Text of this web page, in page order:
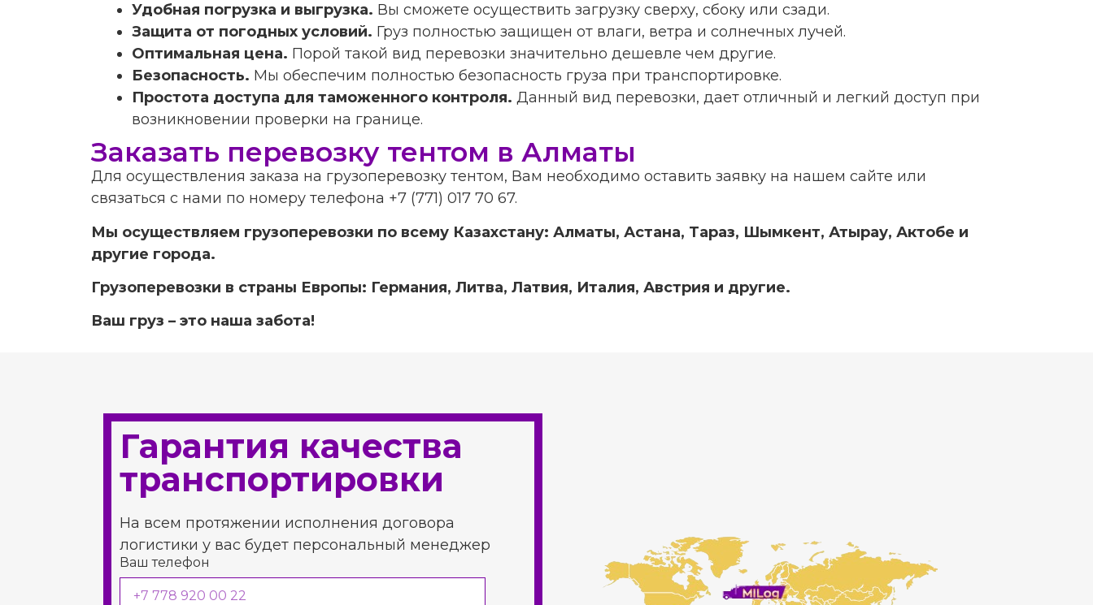
Удобная погрузка и выгрузка. Вы сможете осуществить загрузку сверху, сбоку или сзади.
Защита от погодных условий. Груз полностью защищен от влаги, ветра и солнечных лучей.
Оптимальная цена. Порой такой вид перевозки значительно дешевле чем другие.
Безопасность. Мы обеспечим полностью безопасность груза при транспортировке.
Простота доступа для таможенного контроля. Данный вид перевозки, дает отличный и легкий доступ при
возникновении проверки на границе.
Заказать перевозку тентом в Алматы
Для осуществления заказа на грузоперевозку тентом, Вам необходимо оставить заявку на нашем сайте или
связаться с нами по номеру телефона +7 (771) 017 70 67.
Мы осуществляем грузоперевозки по всему Казахстану: Алматы, Астана, Тараз, Шымкент, Атырау, Актобе и
другие города.
Грузоперевозки в страны Европы: Германия, Литва, Латвия, Италия, Австрия и другие.
Ваш груз – это наша забота!
Гарантия качества
транспортировки
На всем протяжении исполнения договора
логистики у вас будет персональный менеджер
Ваш телефон